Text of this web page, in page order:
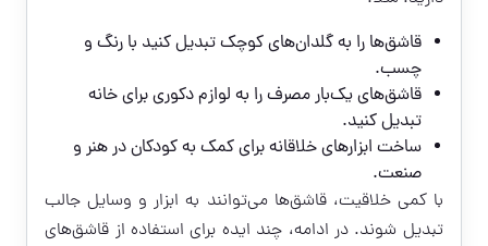
قاشق‌ها را به گلدان‌های کوچک تبدیل کنید با رنگ و
چسب.
قاشق‌های یک‌بار مصرف را به لوازم دکوری برای خانه
تبدیل کنید.
ساخت ابزارهای خلاقانه برای کمک به کودکان در هنر و
صنعت.
با کمی خلاقیت، قاشق‌ها می‌توانند به ابزار و وسایل جالب
تبدیل شوند. در ادامه، چند ایده برای استفاده از قاشق‌های